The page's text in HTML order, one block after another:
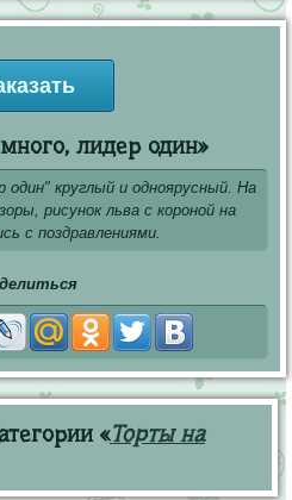
лидер один»
круглый и одноярусный. На
рисунок льва с короной на
с поздравлениями.
«Торты на